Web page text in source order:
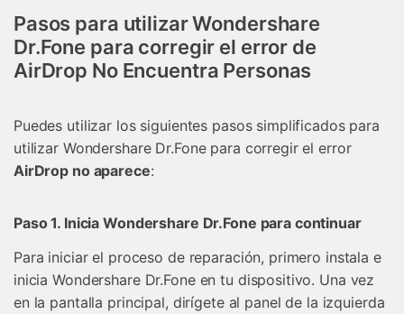
Pasos para utilizar Wondershare
Dr.Fone para corregir el error de
AirDrop No Encuentra Personas
Puedes utilizar los siguientes pasos simplificados para
utilizar Wondershare Dr.Fone para corregir el error
AirDrop no aparece:
Paso 1. Inicia Wondershare Dr.Fone para continuar
Para iniciar el proceso de reparación, primero instala e
inicia Wondershare Dr.Fone en tu dispositivo. Una vez
en la pantalla principal, dirígete al panel de la izquierda